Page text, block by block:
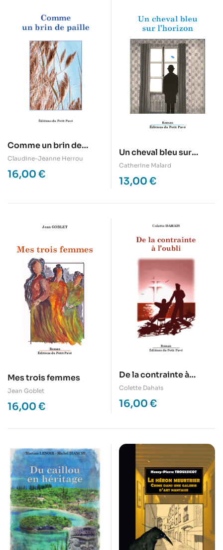
Comme un brin de
paille
Claudine-Jeanne Herrou
16,00 €
Un cheval bleu sur
l’horizon
Catherine Malard
13,00 €
Mes trois femmes
Jean Goblet
16,00 €
De la contrainte à
l’oubli
Colette Dahais
16,00 €